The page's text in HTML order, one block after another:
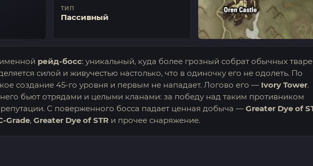
ТИП
Пассивный
рейд-босс: уникальный, куда более грозный собрат обычных
силой и живучестью настолько, что в одиночку его не одолеть. По
создание 45-го уровня и первым не нападает. Логово его — Ivory Tower.
бьют отрядами и целыми кланами: за победу над таким противником
репутации. С поверженного босса падает ценная добыча — Greater Dye of
Grade, Greater Dye of STR и прочее снаряжение.